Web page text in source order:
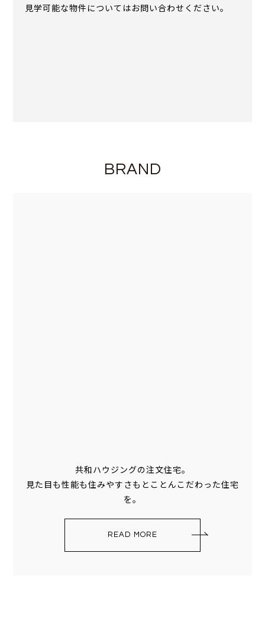
見学可能な物件についてはお問い合わせください。
BRAND
共和ハウジングの注文住宅。
見た目も性能も住みやすさもとことんこだわった住宅
を。
READ MORE